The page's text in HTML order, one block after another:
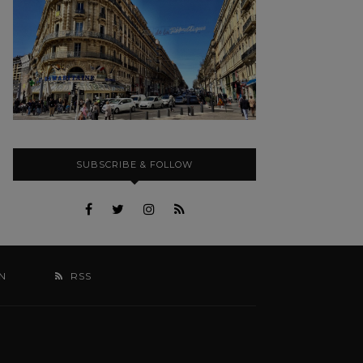
SUBSCRIBE & FOLLOW
RSS